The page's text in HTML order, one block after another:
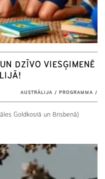
DZĪVO VIESĢIMENĒ
AUSTRĀLIJA / PROGRAMMA /
Goldkostā un Brisbenā)